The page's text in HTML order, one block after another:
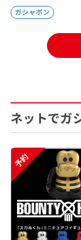
ガシャポン
ネットでガ
予約